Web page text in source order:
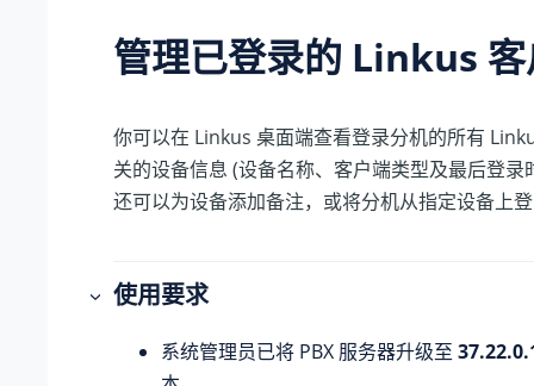
管理已登录的 Linkus
你可以在 Linkus 桌面端查看登录分机的所有
关的设备信息 (设备名称、客户端类型及最后登录
还可以为设备添加备注，或将分机从指定设备上
使用要求
系统管理员已将 PBX 服务器升级至